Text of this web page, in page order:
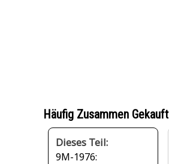
Häufig Zusammen Gekauft
Dieses Teil:
9M-1976: